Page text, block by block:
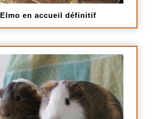
Elmo en accueil définitif